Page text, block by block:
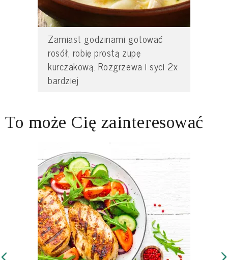
Zamiast godzinami gotować
rosół, robię prostą zupę
kurczakową. Rozgrzewa i syci 2x
bardziej
To może Cię zainteresować